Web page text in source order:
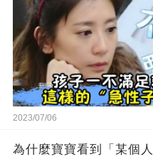
2023/07/06
為什麼寶寶看到「某個